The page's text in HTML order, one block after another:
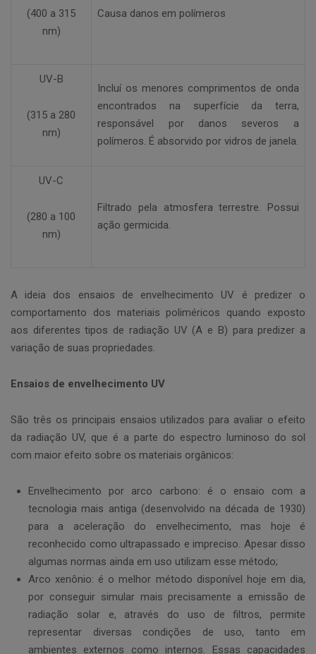
(400 a 315
nm)
Causa danos em polímeros
UV-B
(315 a 280
nm)
Incluí os menores comprimentos de onda
encontrados na superfície da terra,
responsável por danos severos a
polímeros. É absorvido por vidros de janela.
UV-C
(280 a 100
nm)
Filtrado pela atmosfera terrestre. Possui
ação germicida.
A ideia dos ensaios de envelhecimento UV é predizer o
comportamento dos materiais poliméricos quando exposto
aos diferentes tipos de radiação UV (A e B) para predizer a
variação de suas propriedades.
Ensaios de envelhecimento UV
São três os principais ensaios utilizados para avaliar o efeito
da radiação UV, que é a parte do espectro luminoso do sol
com maior efeito sobre os materiais orgânicos:
Envelhecimento por arco carbono: é o ensaio com a
tecnologia mais antiga (desenvolvido na década de 1930)
para a aceleração do envelhecimento, mas hoje é
reconhecido como ultrapassado e impreciso. Apesar disso
algumas normas ainda em uso utilizam esse método;
Arco xenônio: é o melhor método disponível hoje em dia,
por conseguir simular mais precisamente a emissão de
radiação solar e, através do uso de filtros, permite
representar diversas condições de uso, tanto em
ambientes externos como internos. Essas capacidades